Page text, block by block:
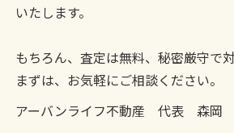
いたします。
もちろん、査定は無料、秘密厳守で
まずは、お気軽にご相談ください。
アーバンライフ不動産 代表 森岡